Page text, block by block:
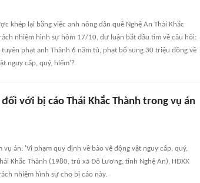
khép lại bằng việc anh nông dân quê Nghệ An Thái Khắc
nhiệm hình sự hôm 17/10, dư luận bắt đầu tìm về câu hỏi:
phạt anh Thành 6 năm tù, phạt bổ sung 30 triệu đồng về
nguy cấp, quý, hiếm'?
với bị cáo Thái Khắc Thành trong vụ án
án: 'Vi phạm quy định về bảo vệ động vật nguy cấp, quý,
Khắc Thành (1980, trú xã Đô Lương, tỉnh Nghệ An), HĐXX
nhiệm hình sự cho bị cáo này.